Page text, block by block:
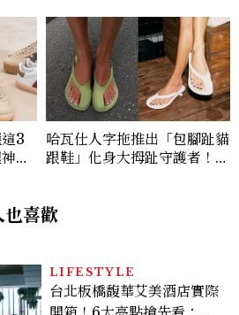
3
哈瓦仕人字拖推出「包腳趾貓
跟鞋」化身大拇趾守護者！從
也喜歡
LIFESTYLE
台北板橋馥華艾美酒店實際